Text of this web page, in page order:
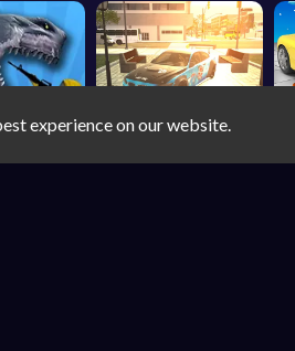
experience on our website.